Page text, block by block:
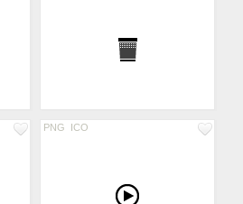
PNG ICO